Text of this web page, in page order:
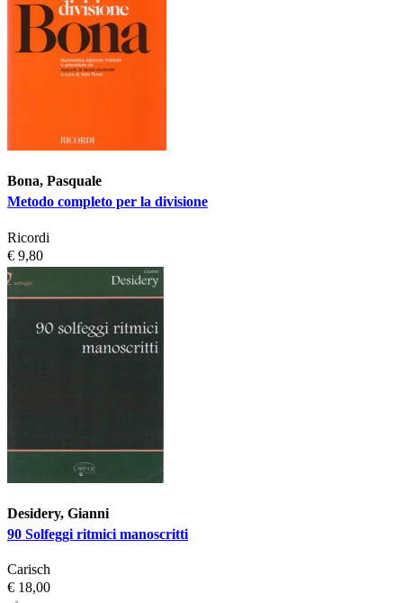
Bona, Pasquale
Metodo completo per la divisione
Ricordi
€ 9,80
Desidery, Gianni
90 Solfeggi ritmici manoscritti
Carisch
€ 18,00